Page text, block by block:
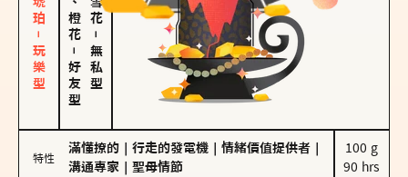
－
好友型
－
無私型
特性
滿懂撩的 行走的發電機 情緒價值提供者
溝通專家
聖母情節
100 g
90 hrs